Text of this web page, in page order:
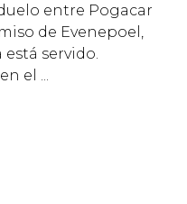
entre Pogacar
de Evenepoel,
está servido.
el ...